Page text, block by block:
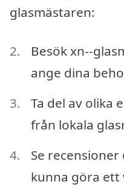
glasmästaren:
Besök xn--
ange dina
Ta del av olika
från lokala
Se
kunna göra ett